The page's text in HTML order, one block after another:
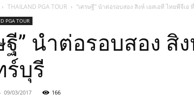
THAILAND PGA TOUR “เศรษฐี” นำต่อรอบสอง สิงห์ เอสเอที ไทยพีจีเอ
PGA TOUR
ฐี” นำต่อรอบสอง สิ
บุรี
09/03/2017 166